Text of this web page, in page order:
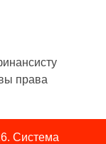
права
Система